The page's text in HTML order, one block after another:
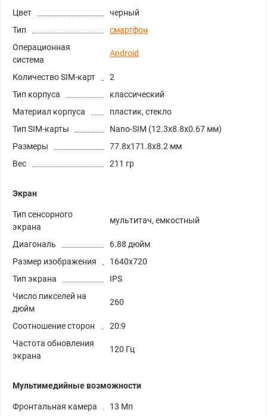
Цвет
черный
Тип
смартфон
Операционная
система
Android
Количество SIM-карт
2
Тип корпуса
классический
Материал корпуса
пластик, стекло
Тип SIM-карты
Nano-SIM (12.3x8.8x0.67 мм)
Размеры
77.8x171.8x8.2 мм
Вес
211 гр
Экран
Тип сенсорного
экрана
мультитач, емкостный
Диагональ
6.88 дюйм
Размер изображения
1640x720
Тип экрана
IPS
Число пикселей на
дюйм
260
Соотношение сторон
20:9
Частота обновления
экрана
120 Гц
Мультимедийные возможности
Фронтальная камера
13 Мп